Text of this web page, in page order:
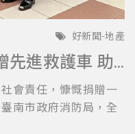
好新聞-地產
不忘初心 海富建設捐贈先進救護車 助力台南消防局提升救護效能
會責任，慷慨捐贈一
南市政府消防局，全